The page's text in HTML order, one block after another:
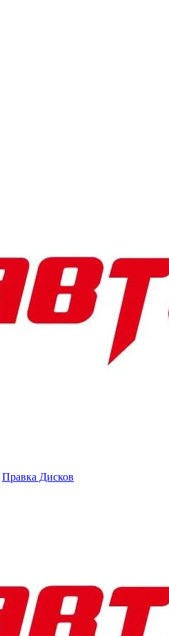
Правка Дисков